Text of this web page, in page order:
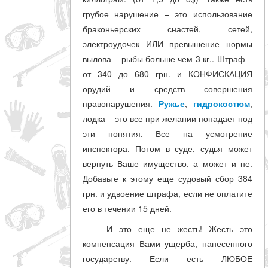
грубое нарушение – это использование
браконьерских снастей, сетей,
электроудочек ИЛИ превышение нормы
вылова – рыбы больше чем 3 кг.. Штраф –
от 340 до 680 грн. и КОНФИСКАЦИЯ
орудий и средств совершения
правонарушения. Ружье, гидрокостюм,
лодка – это все при желании попадает под
эти понятия. Все на усмотрение
инспектора. Потом в суде, судья может
вернуть Ваше имущество, а может и не.
Добавьте к этому еще судовый сбор 384
грн. и удвоение штрафа, если не оплатите
его в течении 15 дней.
И это еще не жесть! Жесть это
компенсация Вами ущерба, нанесенного
государству. Если есть ЛЮБОЕ